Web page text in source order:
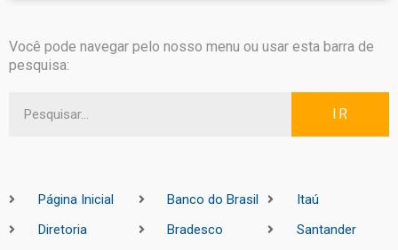
Você pode navegar pelo nosso menu ou usar esta barra de
pesquisa:
IR
Página Inicial
Diretoria
Banco do Brasil
Bradesco
Itaú
Santander